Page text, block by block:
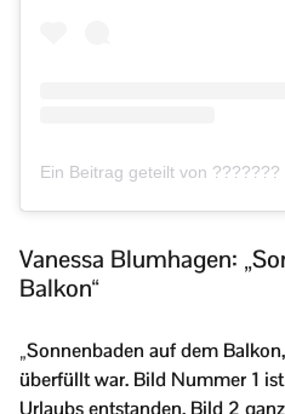
Vanessa Blumhagen:
Balkon“
„Sonnenbaden auf dem
überfüllt war. Bild Nummer 1
Urlaubs entstanden, Bild 2